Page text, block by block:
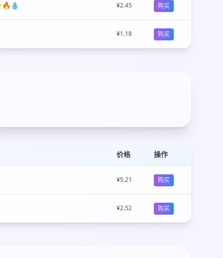
¥2.45 购买
¥1.18 购买
价格 操作
¥5.21 购买
¥2.52 购买